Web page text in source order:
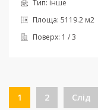
Тип: інше
Площа: 5119.2 м2
Поверх: 1 / 3
1 2 Слід